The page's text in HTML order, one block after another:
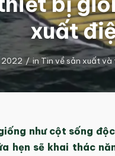
xuất
2022 / in Tin về sản xuất và
như cột sống
hẹn sẽ khai thác